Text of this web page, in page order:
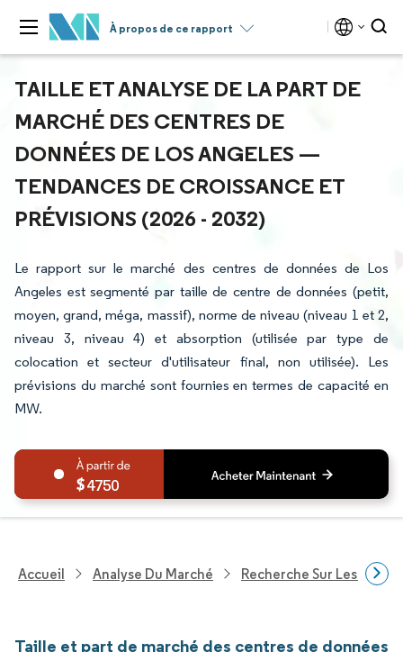
À propos de ce rapport
TAILLE ET ANALYSE DE LA PART DE
MARCHÉ DES CENTRES DE
DONNÉES DE LOS ANGELES —
TENDANCES DE CROISSANCE ET
PRÉVISIONS (2026 - 2032)
Le rapport sur le marché des centres de données de Los
Angeles est segmenté par taille de centre de données (petit,
moyen, grand, méga, massif), norme de niveau (niveau 1 et 2,
niveau 3, niveau 4) et absorption (utilisée par type de
colocation et secteur d'utilisateur final, non utilisée). Les
prévisions du marché sont fournies en termes de capacité en
MW.
4750
Accueil Analyse Du Marché Recherche Sur Les
Taille et part de marché des centres de données